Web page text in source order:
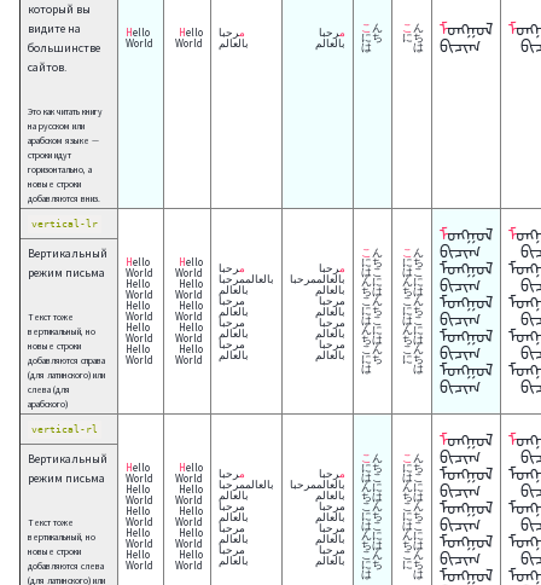
Hello
World
Hello
World
مرحبا
بالعالم
مرحبا
بالعالم
こん
にち
は
こん
にち
は
ᠮᠣᠩᠭᠣᠯ
ᠪᠢᠴᠢᠭ
ᠮᠣᠩᠭᠣᠯ
который вы
видите на
большинстве
сайтов.
Это как читать книгу
на русском или
арабском языке —
строки идут
горизонтально, а
новые строки
добавляются вниз.
vertical-lr
Hello
World
Hello
World
Hello
World
Hello
World
Hello
World
Hello
World
Hello
World
Hello
World
Hello
World
Hello
World
مرحبا
بالعالممرحبا
بالعالم
مرحبا
بالعالم
مرحبا
بالعالم
مرحبا
بالعالم
مرحبا
بالعالممرحبا
بالعالم
مرحبا
بالعالم
مرحبا
بالعالم
مرحبا
بالعالم
こん
にち
はこ
んに
ちは
こん
にち
はこ
んに
ちは
こん
にち
は
こん
にち
はこ
んに
ちは
こん
にち
はこ
んに
ちは
こん
にち
は
ᠮᠣᠩᠭᠣᠯ
ᠪᠢᠴᠢᠭ
ᠮᠣᠩᠭᠣᠯ
ᠪᠢᠴᠢᠭ
ᠮᠣᠩᠭᠣᠯ
ᠪᠢᠴᠢᠭ
ᠮᠣᠩᠭᠣᠯ
ᠪᠢᠴᠢᠭ
ᠮᠣᠩᠭᠣᠯ
ᠪᠢᠴᠢᠭ
ᠮᠣᠩᠭᠣᠯ
Вертикальный
режим письма
Текст тоже
вертикальный, но
новые строки
добавляются справа
(для латинского) или
слева (для
арабского)
vertical-rl
Hello
World
Hello
World
Hello
World
Hello
World
Hello
World
Hello
World
Hello
World
Hello
World
Hello
World
Hello
World
مرحبا
بالعالممرحبا
بالعالم
مرحبا
بالعالم
مرحبا
بالعالم
مرحبا
بالعالم
مرحبا
بالعالممرحبا
بالعالم
مرحبا
بالعالم
مرحبا
بالعالم
مرحبا
بالعالم
こん
にち
はこ
んに
ちは
こん
にち
はこ
んに
ちは
こん
にち
は
こん
にち
はこ
んに
ちは
こん
にち
はこ
んに
ちは
こん
にち
は
ᠮᠣᠩᠭᠣᠯ
ᠪᠢᠴᠢᠭ
ᠮᠣᠩᠭᠣᠯ
ᠪᠢᠴᠢᠭ
ᠮᠣᠩᠭᠣᠯ
ᠪᠢᠴᠢᠭ
ᠮᠣᠩᠭᠣᠯ
ᠪᠢᠴᠢᠭ
ᠮᠣᠩᠭᠣᠯ
ᠮᠣᠩᠭᠣᠯ
Вертикальный
режим письма
Текст тоже
вертикальный, но
новые строки
добавляются слева
(для латинского) или